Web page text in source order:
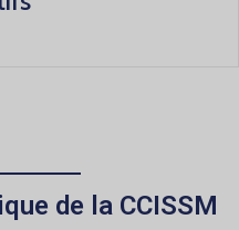
de la CCISSM